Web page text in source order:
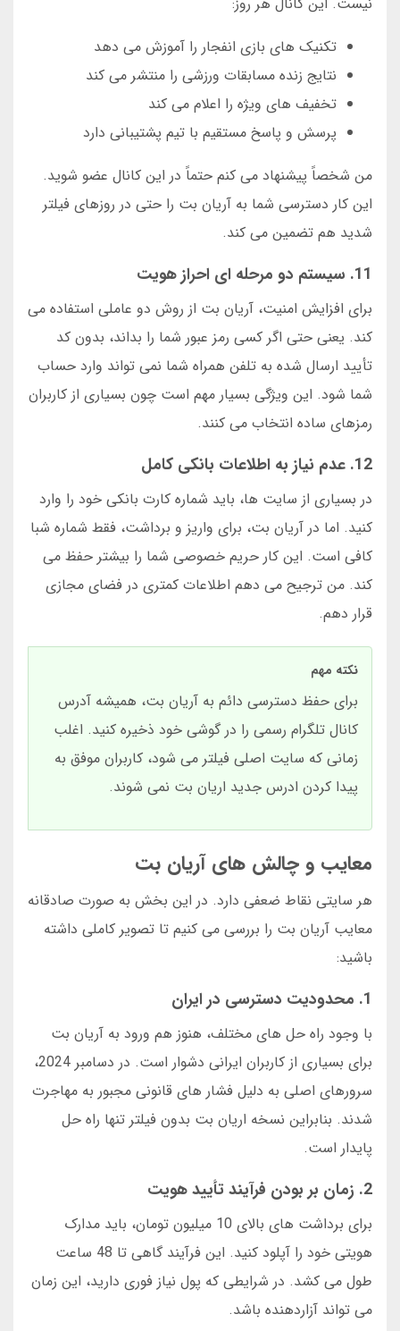
تکنیک های بازی انفجار را آموزش می دهد
نتایج زنده مسابقات ورزشی را منتشر می کند
تخفیف های ویژه را اعلام می کند
پرسش و پاسخ مستقیم با تیم پشتیبانی دارد
من شخصاً پیشنهاد می کنم حتماً در این کانال عضو شوید.
این کار دسترسی شما به آریان بت را حتی در روزهای فیلتر
شدید هم تضمین می کند.
11. سیستم دو مرحله ای احراز هویت
برای افزایش امنیت، آریان بت از روش دو عاملی استفاده می
کند. یعنی حتی اگر کسی رمز عبور شما را بداند، بدون کد
تأیید ارسال شده به تلفن همراه شما نمی تواند وارد حساب
شما شود. این ویژگی بسیار مهم است چون بسیاری از کاربران
رمزهای ساده انتخاب می کنند.
12. عدم نیاز به اطلاعات بانکی کامل
در بسیاری از سایت ها، باید شماره کارت بانکی خود را وارد
کنید. اما در آریان بت، برای واریز و برداشت، فقط شماره شبا
کافی است. این کار حریم خصوصی شما را بیشتر حفظ می
کند. من ترجیح می دهم اطلاعات کمتری در فضای مجازی
قرار دهم.
نکته مهم
برای حفظ دسترسی دائم به آریان بت، همیشه آدرس
کانال تلگرام رسمی را در گوشی خود ذخیره کنید. اغلب
زمانی که سایت اصلی فیلتر می شود، کاربران موفق به
پیدا کردن ادرس جدید اریان بت نمی شوند.
معایب و چالش های آریان بت
هر سایتی نقاط ضعفی دارد. در این بخش به صورت صادقانه
معایب آریان بت را بررسی می کنیم تا تصویر کاملی داشته
باشید:
1. محدودیت دسترسی در ایران
با وجود راه حل های مختلف، هنوز هم ورود به آریان بت
برای بسیاری از کاربران ایرانی دشوار است. در دسامبر 2024،
سرورهای اصلی به دلیل فشار های قانونی مجبور به مهاجرت
شدند. بنابراین نسخه اریان بت بدون فیلتر تنها راه حل
پایدار است.
2. زمان بر بودن فرآیند تأیید هویت
برای برداشت های بالای 10 میلیون تومان، باید مدارک
هویتی خود را آپلود کنید. این فرآیند گاهی تا 48 ساعت
طول می کشد. در شرایطی که پول نیاز فوری دارید، این زمان
می تواند آزاردهنده باشد.